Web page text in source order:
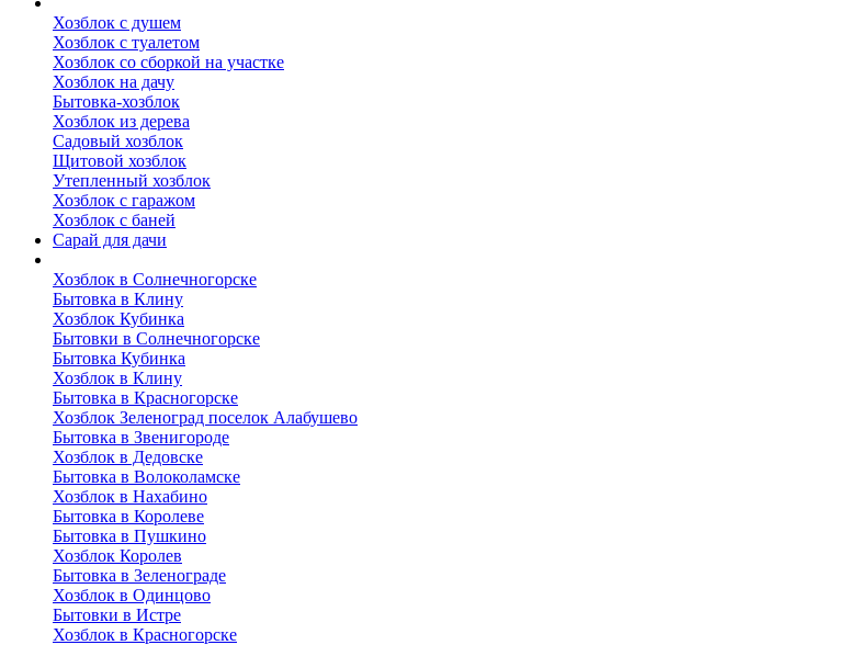
Хозблок с душем
Хозблок с туалетом
Хозблок со сборкой на участке
Хозблок на дачу
Бытовка-хозблок
Хозблок из дерева
Садовый хозблок
Щитовой хозблок
Утепленный хозблок
Хозблок с гаражом
Хозблок с баней
Сарай для дачи
Хозблок в Солнечногорске
Бытовка в Клину
Хозблок Кубинка
Бытовки в Солнечногорске
Бытовка Кубинка
Хозблок в Клину
Бытовка в Красногорске
Хозблок Зеленоград поселок Алабушево
Бытовка в Звенигороде
Хозблок в Дедовске
Бытовка в Волоколамске
Хозблок в Нахабино
Бытовка в Королеве
Бытовкa в Пушкино
Хозблок Королев
Бытовка в Зеленограде
Хозблок в Одинцово
Бытовки в Истре
Хозблок в Красногорске